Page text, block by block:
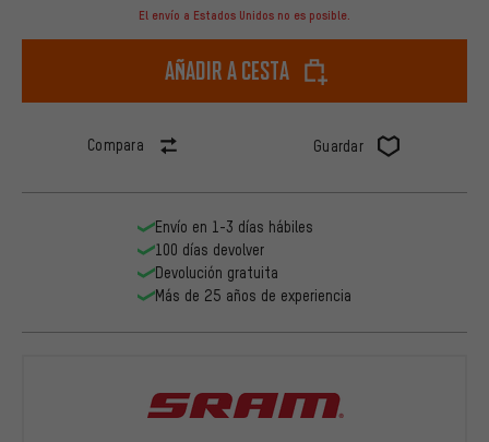
El envío a Estados Unidos no es posible.
Añadir a cesta
Compara Guardar
Envío en 1-3 días hábiles
100 días devolver
Devolución gratuita
Más de 25 años de experiencia
SRAM